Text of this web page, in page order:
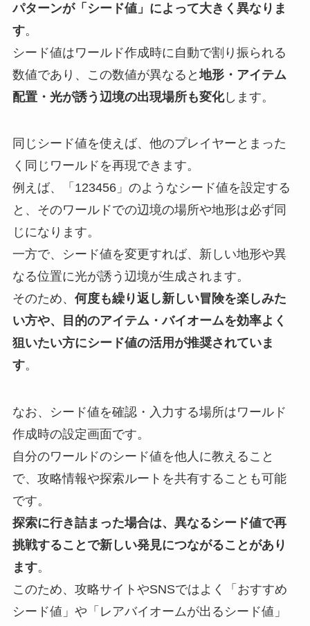
パターンが「シード値」によって大きく異なりま
す。
シード値はワールド作成時に自動で割り振られる
数値であり、この数値が異なると地形・アイテム
配置・光が誘う辺境の出現場所も変化します。
同じシード値を使えば、他のプレイヤーとまった
く同じワールドを再現できます。
例えば、「123456」のようなシード値を設定する
と、そのワールドでの辺境の場所や地形は必ず同
じになります。
一方で、シード値を変更すれば、新しい地形や異
なる位置に光が誘う辺境が生成されます。
そのため、 何度も繰り返し新しい冒険を楽しみた
い方や、目的のアイテム・バイオームを効率よく
狙いたい方にシード値の活用が推奨されていま
す。
なお、シード値を確認・入力する場所はワールド
作成時の設定画面です。
自分のワールドのシード値を他人に教えること
で、攻略情報や探索ルートを共有することも可能
です。
探索に行き詰まった場合は、異なるシード値で再
挑戦することで新しい発見につながることがあり
ます。
このため、攻略サイトやSNSではよく「おすすめ
シード値」や「レアバイオームが出るシード値」